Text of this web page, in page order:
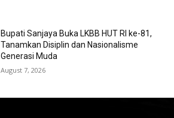
Bupati Sanjaya Buka LKBB HUT RI ke-81,
Tanamkan Disiplin dan Nasionalisme
Generasi Muda
August 7, 2026